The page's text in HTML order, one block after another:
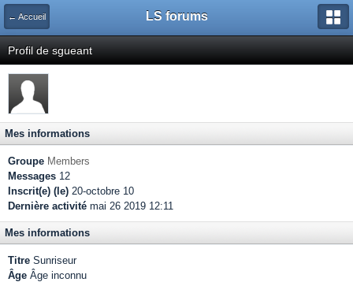
← Accueil LS forums
Profil de sgueant
Mes informations
Groupe Members
Messages 12
Inscrit(e) (le) 20-octobre 10
Dernière activité mai 26 2019 12:11
Mes informations
Titre Sunriseur
Âge Âge inconnu